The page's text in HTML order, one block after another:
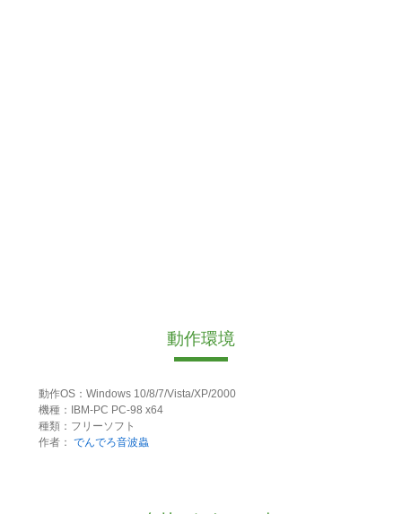
動作環境
動作OS：Windows 10/8/7/Vista/XP/2000
機種：IBM-PC PC-98 x64
種類：フリーソフト
作者： でんでろ音波蟲